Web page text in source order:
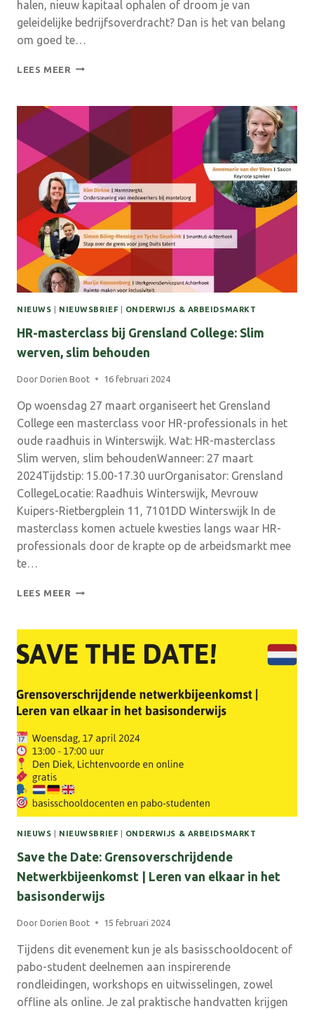
halen, nieuw kapitaal ophalen of droom je van
geleidelijke bedrijfsoverdracht? Dan is het van belang
om goed te…
LEES MEER MASTERCLASS
DE
STECK
NIEUWS NIEUWSBRIEF| ONDERWIJS & ARBEIDSMARKT
HR-masterclass bij Grensland College: Slim
werven, slim behouden
Door Dorien Boot 16 februari 2024
Op woensdag 27 maart organiseert het Grensland
College een masterclass voor HR-professionals in het
oude raadhuis in Winterswijk. Wat: HR-masterclass
Slim werven, slim behoudenWanneer: 27 maart
2024Tijdstip: 15.00-17.30 uurOrganisator: Grensland
CollegeLocatie: Raadhuis Winterswijk, Mevrouw
Kuipers-Rietbergplein 11, 7101DD Winterswijk In de
masterclass komen actuele kwesties langs waar HR-
professionals door de krapte op de arbeidsmarkt mee
te…
LEES MEER HR-
GRENSLAND
COLLEGE:
SLIM
SLIM
BEHOUDEN
NIEUWS NIEUWSBRIEF| ONDERWIJS & ARBEIDSMARKT
Save the Date: Grensoverschrijdende
Netwerkbijeenkomst | Leren van elkaar in het
basisonderwijs
Door Dorien Boot 15 februari 2024
Tijdens dit evenement kun je als basisschooldocent of
pabo-student deelnemen aan inspirerende
rondleidingen, workshops en uitwisselingen, zowel
offline als online. Je zal praktische handvatten krijgen